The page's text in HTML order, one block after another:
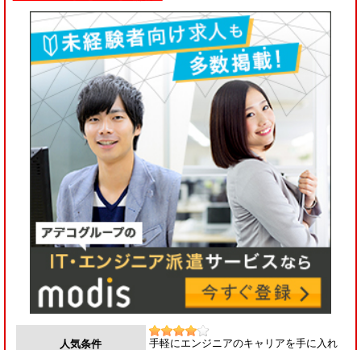
人気条件
手軽にエンジニアのキャリアを手に入れ